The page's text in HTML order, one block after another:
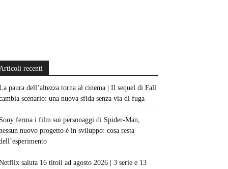
recenti
paura dell’altezza torna al cinema | Il sequel di Fall
scenario: una nuova sfida senza via di fuga
ferma i film sui personaggi di Spider-Man,
nuovo progetto è in sviluppo: cosa resta
saluta 16 titoli ad agosto 2026 | 3 serie e 13